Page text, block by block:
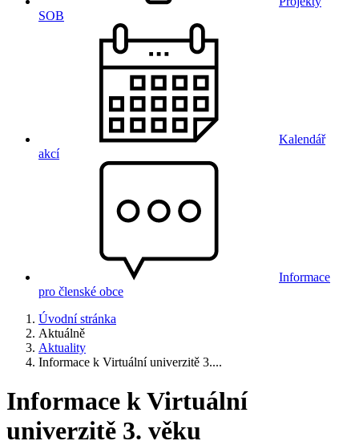
SOB
Kalendář
akcí
Informace
pro členské obce
Úvodní stránka
Aktuálně
Aktuality
Informace k Virtuální univerzitě 3....
Informace k Virtuální
univerzitě 3. věku